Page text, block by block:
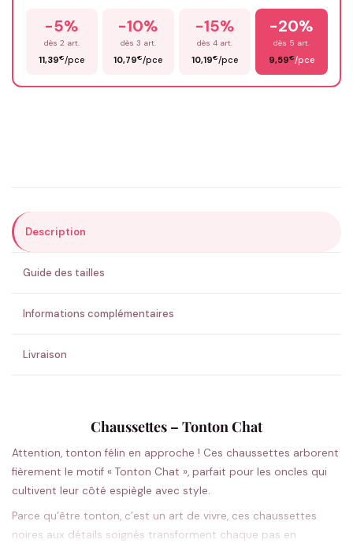
Prénom*
ENVOYER MA DEMANDE ✨
💚 Retour sous 24-48h🇫🇷 Flocage en France✅ Validation avant fabrication
-5%
dès 2 art.
11,39€/pce
-10%
dès 3 art.
10,79€/pce
-15%
dès 4 art.
10,19€/pce
-20%
dès 5 art.
9,59€/pce
Description
Guide des tailles
Informations complémentaires
Livraison
Chaussettes – Tonton Chat
Attention, tonton félin en approche ! Ces chaussettes arborent
fièrement le motif « Tonton Chat », parfait pour les oncles qui
cultivent leur côté espiègle avec style.
Parce qu’être tonton, c’est un art de vivre, ces chaussettes
noires aux détails soignés transforment chaque pas en